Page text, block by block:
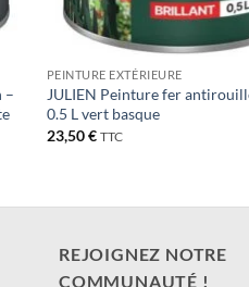
–
PEINTURE EXTÉRIEURE
JULIEN Peinture fer
0.5 L vert basque
23,50€ TTC
REJOIGNEZ NOTRE
COMMUNAUTÉ !